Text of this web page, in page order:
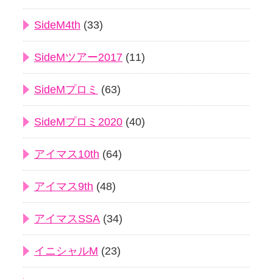
SideM4th (33)
SideMツアー2017 (11)
SideMプロミ (63)
SideMプロミ2020 (40)
アイマス10th (64)
アイマス9th (48)
アイマスSSA (34)
イニシャルM (23)